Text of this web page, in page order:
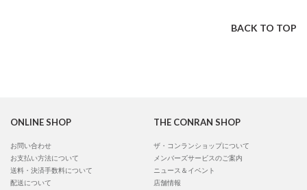
BACK TO TOP
ONLINE SHOP
お問い合わせ
お支払い方法について
送料・決済手数料について
配送について
THE CONRAN SHOP
ザ・コンランショップについて
メンバーズサービスのご案内
ニュース＆イベント
店舗情報